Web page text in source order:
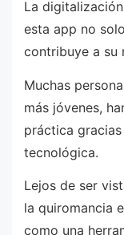
La
esta app no
contribuye a su
Muchas
más jóvenes,
práctica
tecnológica.
Lejos de ser
la quiromancia
como una